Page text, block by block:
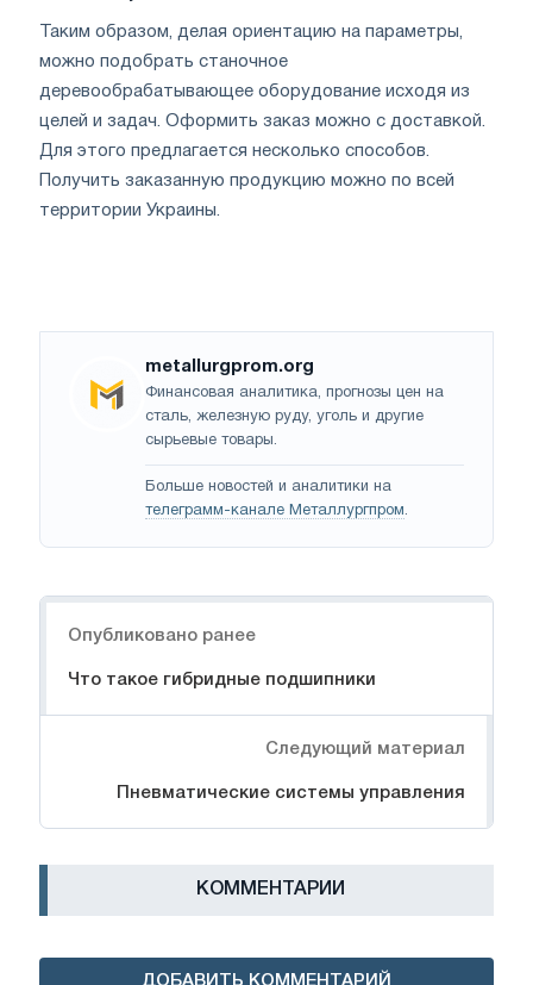
Таким образом, делая ориентацию на параметры,
можно подобрать станочное
деревообрабатывающее оборудование исходя из
целей и задач. Оформить заказ можно с доставкой.
Для этого предлагается несколько способов.
Получить заказанную продукцию можно по всей
территории Украины.
metallurgprom.org
Финансовая аналитика, прогнозы цен на
сталь, железную руду, уголь и другие
сырьевые товары.
Больше новостей и аналитики на
телеграмм-канале Металлургпром.
Опубликовано ранее
Что такое гибридные подшипники
Следующий материал
Пневматические системы управления
КОММЕНТАРИИ
ДОБАВИТЬ КОММЕНТАРИЙ